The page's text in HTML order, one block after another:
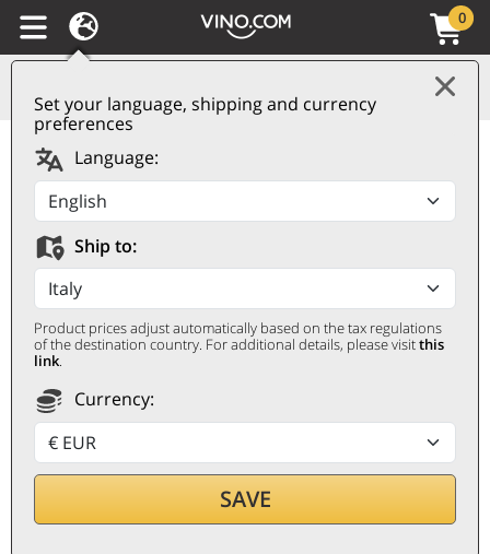
Set your language, shipping and currency
preferences
Language:
Ship to:
Product prices adjust automatically based on the tax regulations
of the destination country. For additional details, please visitthis
link.
Currency:
SAVE
0
Islay Single Malt
Scotch Whisky Cask
Strength Port Askaig
PORT ASKAIG
0,7 ℓ
67,50€